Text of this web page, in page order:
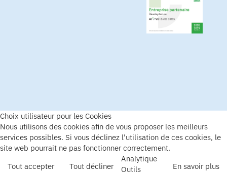
Choix utilisateur pour les Cookies
Nous utilisons des cookies afin de vous proposer les meilleurs
services possibles. Si vous déclinez l'utilisation de ces cookies, le
site web pourrait ne pas fonctionner correctement.
Tout accepter
Tout décliner En savoir plus
Analytique
Outils